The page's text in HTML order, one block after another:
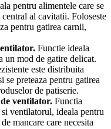
pentru alimentele care se
al cavitatii. Foloseste
pentru gatirea carnii,
Functie ideala
un mod de gatire delicat.
este distribuita
preteaza pentru gatirea
de patiserie.
ventilator. Functia
ventilatorul, ideala pentru
mancare care necesita